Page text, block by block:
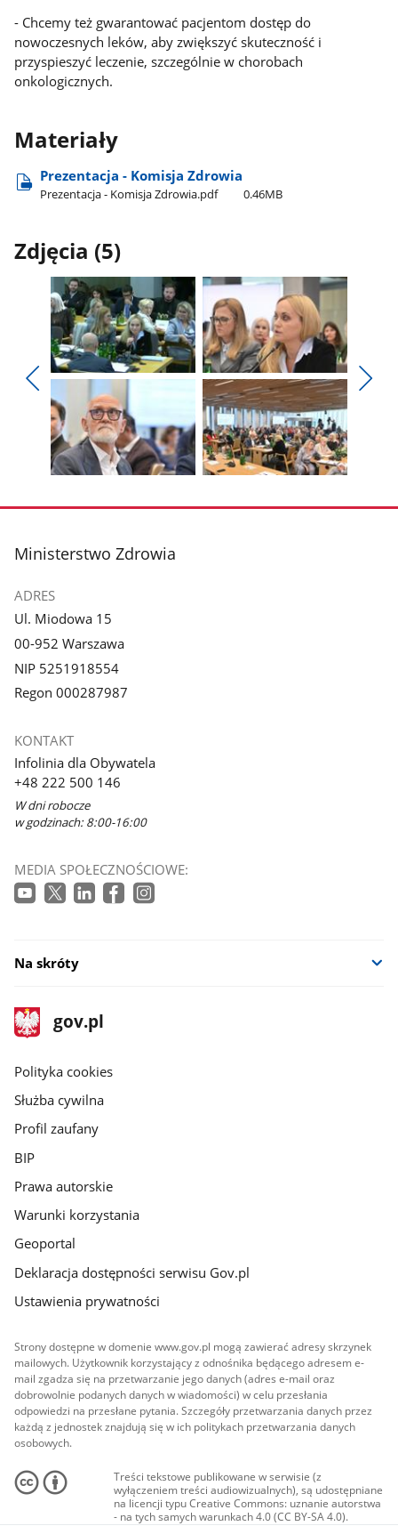
- Chcemy też gwarantować pacjentom dostęp do
nowoczesnych leków, aby zwiększyć skuteczność i
przyspieszyć leczenie, szczególnie w chorobach
onkologicznych.
Materiały
Prezentacja - Komisja Zdrowia
Prezentacja - Komisja Zdrowia.pdf 0.46MB
Zdjęcia (5)
Pokaż
poprzednie
zdjęcia
Pokaż
zdjęcie
1
z
galerii.
Pokaż
zdjęcie
2
z
galerii.
zdjęcie
galerii.
zdjęcie
stopka
Ministerstwo Zdrowia
ADRES
Ul. Miodowa 15
00-952 Warszawa
NIP 5251918554
Regon 000287987
KONTAKT
Infolinia dla Obywatela
+48 222 500 146
W dni robocze
w godzinach: 8:00-16:00
MEDIA SPOŁECZNOŚCIOWE:
Na skróty
stopka
gov.pl
Strona
gov.pl
gov.pl
Polityka cookies
Służba cywilna
Profil zaufany
BIP
Prawa autorskie
Warunki korzystania
Geoportal
Deklaracja dostępności serwisu Gov.pl
Ustawienia prywatności
Strony dostępne w domenie www.gov.pl mogą zawierać adresy skrzynek
mailowych. Użytkownik korzystający z odnośnika będącego adresem e-
mail zgadza się na przetwarzanie jego danych (adres e-mail oraz
dobrowolnie podanych danych w wiadomości) w celu przesłania
odpowiedzi na przesłane pytania. Szczegóły przetwarzania danych przez
każdą z jednostek znajdują się w ich politykach przetwarzania danych
osobowych.
Treści tekstowe publikowane w serwisie (z
wyłączeniem treści audiowizualnych), są udostępniane
na licencji typu Creative Commons: uznanie autorstwa
- na tych samych warunkach 4.0 (CC BY-SA 4.0).